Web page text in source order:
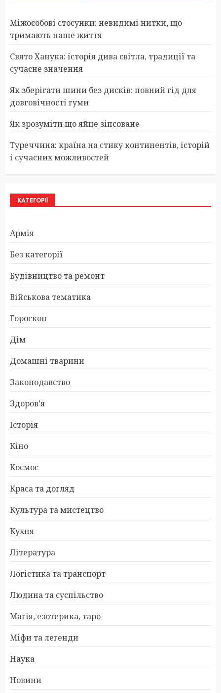
Міжособові стосунки: невидимі нитки, що
тримають наше життя
Свято Ханука: історія дива світла, традиції та
сучасне значення
Як зберігати шини без дисків: повний гід для
довговічності гуми
Як зрозуміти що яйце зіпсоване
Туреччина: країна на стику континентів, історій
і сучасних можливостей
КАТЕГОРІЇ
Армія
Без категорії
Будівництво та ремонт
Військова тематика
Гороскоп
Дім
Домашні тварини
Законодавство
Здоров’я
Історія
Кіно
Космос
Краса та догляд
Культура та мистецтво
Кухня
Література
Логістика та транспорт
Людина та суспільство
Магія, езотерика, таро
Міфи та легенди
Наука
Новини